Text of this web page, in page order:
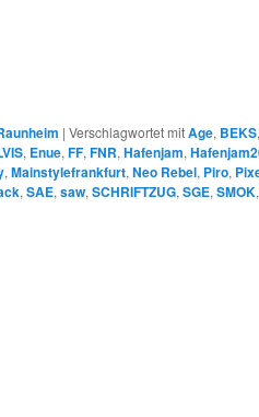
| Verschlagwortet mitAge, BEKS,
, Enue, FF, FNR, Hafenjam,
, Mainstylefrankfurt, Neo Rebel, Piro,
, SAE, saw, SCHRIFTZUG, SGE, SMOK,